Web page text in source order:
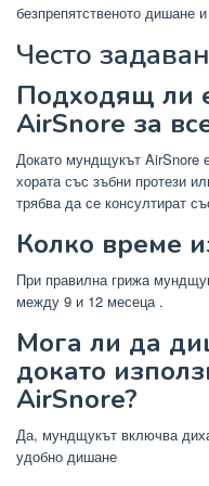
безпрепятственото дишане
Често
Подходящ ли
AirSnore за
Докато мундщукът AirSnore
хората със зъбни протези
трябва да се консултират
Колко време
При правилна грижа
между 9 и 12 месеца .
Мога ли да
докато
AirSnore?
Да, мундщукът включва
удобно дишане